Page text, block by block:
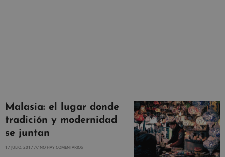
Malasia: el lugar donde
tradición y modernidad
se juntan
17 JULIO, 2017 NO HAY COMENTARIOS